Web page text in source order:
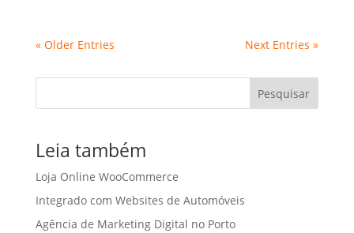
« Older Entries Next Entries »
Pesquisar
Leia também
Loja Online WooCommerce
Integrado com Websites de Automóveis
Agência de Marketing Digital no Porto